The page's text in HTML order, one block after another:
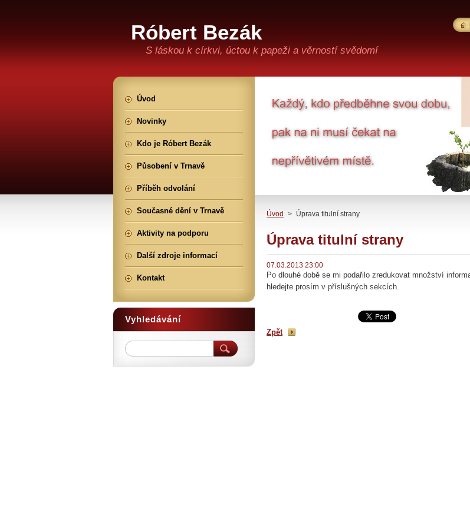
Róbert Bezák
S láskou k církvi, úctou k papeži a věrností svědomí
Úvod > Úprava titulní strany
Úprava titulní strany
07.03.2013 23:00
Po dlouhé době se mi podařilo zredukovat množství
hledejte prosím v příslušných sekcích.
Zpět
Úvod
Novinky
Kdo je Róbert Bezák
Působení v Trnavě
Příběh odvolání
Současné dění v Trnavě
Aktivity na podporu
Další zdroje informací
Kontakt
Vyhledávání